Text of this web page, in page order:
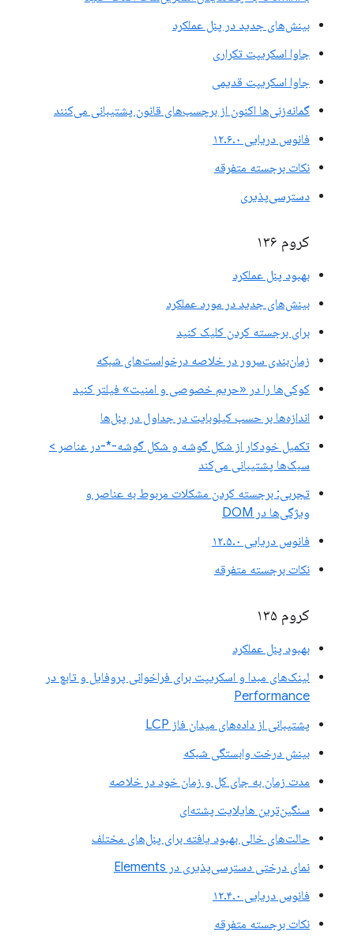
بینش‌های جدید در پنل عملکرد
جاوا اسکریپت تکراری
جاوا اسکریپت قدیمی
گمانه‌زنی‌ها اکنون از برچسب‌های قانون پشتیبانی می‌کنند
فانوس دریایی ۱۲.۶.۰
نکات برجسته متفرقه
دسترسی‌پذیری
کروم ۱۳۶
بهبود پنل عملکرد
بینش‌های جدید در مورد عملکرد
برای برجسته کردن کلیک کنید
زمان‌بندی سرور در خلاصه درخواست‌های شبکه
کوکی‌ها را در «حریم خصوصی و امنیت» فیلتر کنید
اندازه‌ها بر حسب کیلوبایت در جداول در پنل‌ها
تکمیل خودکار از شکل گوشه و شکل گوشه-*-در عناصر >
سبک‌ها پشتیبانی می‌کند
تجربی: برجسته کردن مشکلات مربوط به عناصر و
ویژگی‌ها در DOM
فانوس دریایی ۱۲.۵.۰
نکات برجسته متفرقه
کروم ۱۳۵
بهبود پنل عملکرد
لینک‌های مبدا و اسکریپت برای فراخوانی پروفایل و تابع در
Performance
پشتیبانی از داده‌های میدان فاز LCP
بینش درخت وابستگی شبکه
مدت زمان به جای کل و زمان خود در خلاصه
سنگین‌ترین هایلایت پشته‌ای
حالت‌های خالی بهبود یافته برای پنل‌های مختلف
نمای درختی دسترسی‌پذیری در Elements
فانوس دریایی ۱۲.۴.۰
نکات برجسته متفرقه